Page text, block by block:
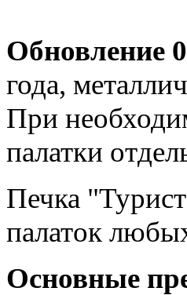
Обновление
года,
При
палатки
Печка
палаток
Основные